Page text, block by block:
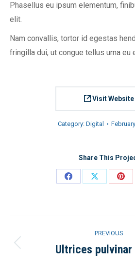
Phasellus eu ipsum elementum,
elit.
Nam convallis, tortor id egestas
fringilla dui, ut congue tellus urna eu
Visit Website
Category: Digital
Share This
Share
Share
navigation
PREVIOUS
Ultrices pulvinar